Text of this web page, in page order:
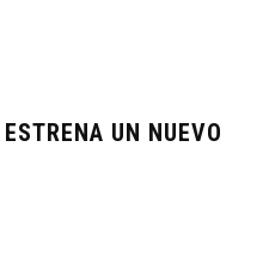
UN NUEVO